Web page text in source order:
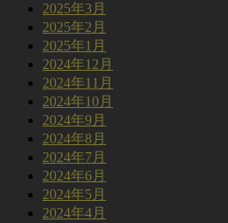
2025年3月
2025年2月
2025年1月
2024年12月
2024年11月
2024年10月
2024年9月
2024年8月
2024年7月
2024年6月
2024年5月
2024年4月